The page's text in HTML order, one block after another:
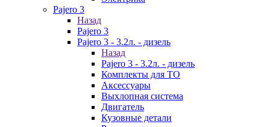
Pajero 3
Назад
Pajero 3
Pajero 3 - 3.2л. - дизель
Назад
Pajero 3 - 3.2л. - дизель
Комплекты для ТО
Аксессуары
Выхлопная система
Двигатель
Кузовные детали